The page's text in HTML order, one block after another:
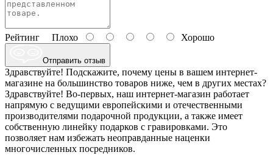
Рейтинг Плохо Хорошо
Отправить отзыв
Здравствуйте! Подскажите, почему цены в вашем интернет-
магазине на большинство товаров ниже, чем в других местах?
Здравствуйте! Во-первых, наш интернет-магазин работает
напрямую с ведущими европейскими и отечественными
производителями подарочной продукции, а также имеет
собственную линейку подарков с гравировками. Это
позволяет нам избежать неоправданные наценки
многочисленных посредников.